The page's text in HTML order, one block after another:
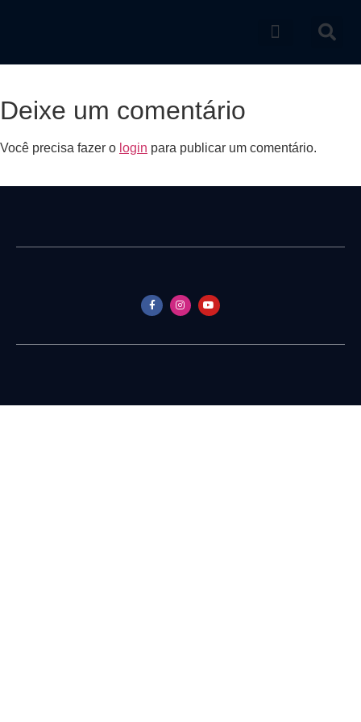
Deixe um comentário
Você precisa fazer o login para publicar um comentário.